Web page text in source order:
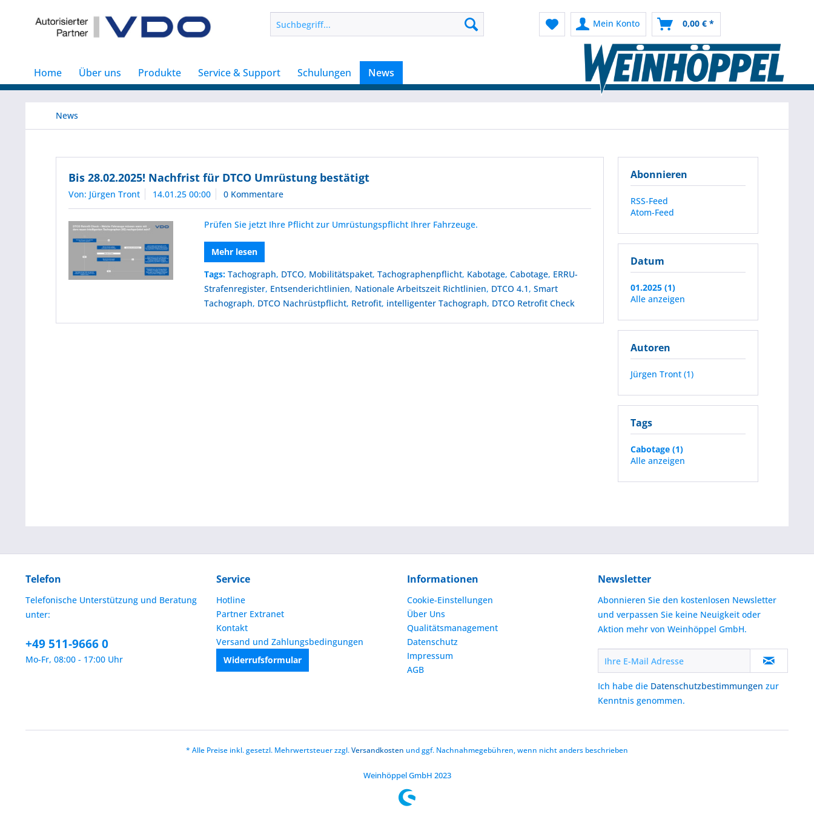
Mein Konto 0,00 € *
Home Über uns Produkte Service & Support Schulungen News
News
Abonnieren
RSS-Feed
Atom-Feed
Datum
01.2025 (1)
Alle anzeigen
Autoren
Jürgen Tront (1)
Tags
Cabotage (1)
Alle anzeigen
Bis 28.02.2025! Nachfrist für DTCO Umrüstung bestätigt
Von: Jürgen Tront 14.01.25 00:00 0 Kommentare
Prüfen Sie jetzt Ihre Pflicht zur Umrüstungspflicht Ihrer Fahrzeuge.
Mehr lesen
Tags: Tachograph, DTCO, Mobilitätspaket,Tachographenpflicht, Kabotage,Cabotage, ERRU-
Strafenregister, Entsenderichtlinien, Nationale Arbeitszeit Richtlinien, DTCO 4.1,Smart
Tachograph, DTCO Nachrüstpflicht, Retrofit, intelligenter Tachograph, DTCO Retrofit Check
Telefon
Telefonische Unterstützung und Beratung
unter:
+49 511-9666 0
Mo-Fr, 08:00 - 17:00 Uhr
Service
Hotline
Partner Extranet
Kontakt
Versand und Zahlungsbedingungen
Widerrufsformular
Informationen
Cookie-Einstellungen
Über Uns
Qualitätsmanagement
Datenschutz
Impressum
AGB
Newsletter
Abonnieren Sie den kostenlosen Newsletter
und verpassen Sie keine Neuigkeit oder
Aktion mehr von Weinhöppel GmbH.
Ich habe die Datenschutzbestimmungen zur
Kenntnis genommen.
* Alle Preise inkl. gesetzl. Mehrwertsteuer zzgl.Versandkosten und ggf. Nachnahmegebühren, wenn nicht anders beschrieben
Weinhöppel GmbH 2023